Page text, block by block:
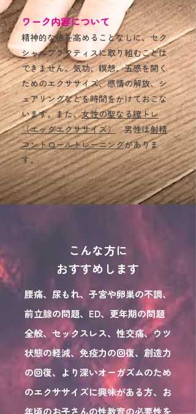
ワーク内容について​
精神的な徳を高めることなしに、セク
シャルプラクティスに取り組むことは
できません。気功、瞑想、五感を開く
ためのエクササイズ、感情の解放、シ
ェアリングなどを時間をかけておこな
います。また、​女性の聖なる膣トレ
（エッグエクササイズ）男性は射精
コントロールトレーニングがありま
す。​​
​こんな方に
おすすめします
腰痛、尿もれ、子宮や卵巣の不調、
前立腺の問題、ED、更年期の問題
全般、セックスレス、性交痛、ウツ
状態の軽減、免疫力の回復、創造力
の回復、より深いオーガズムのため
のエクササイズに興味がある方、お
年頃のお子さんの性教育の必要性を